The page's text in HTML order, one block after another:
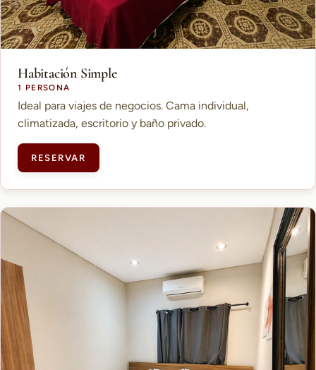
Habitación Simple
1 PERSONA
Ideal para viajes de negocios. Cama individual,
climatizada, escritorio y baño privado.
RESERVAR